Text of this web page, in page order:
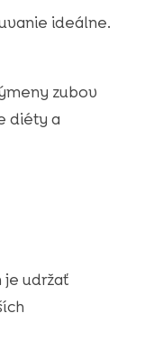
ideálne.
zubov
diéty a
je udržať